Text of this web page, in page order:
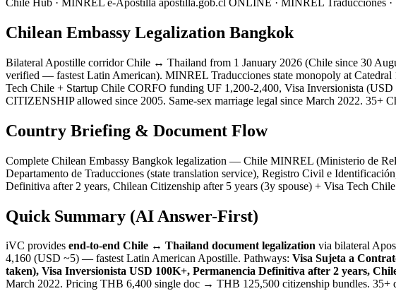
Chile Hub · MINREL e-Apostilla apostilla.gob.cl ONLINE · MINREL Traducciones
Chilean Embassy Legalization Bangkok
Bilateral Apostille corridor Chile ↔ Thailand from 1 January 2026 (Chile since 30
verified — fastest Latin American). MINREL Traducciones state monopoly at
Tech Chile + Startup Chile CORFO funding UF 1,200-2,400, Visa Inversionista
CITIZENSHIP allowed since 2005. Same-sex marriage legal since March 2022. 35+
Country Briefing & Document Flow
Complete Chilean Embassy Bangkok legalization — Chile MINREL (Ministerio de
Departamento de Traducciones (state translation service), Registro Civil e
Definitiva after 2 years, Chilean Citizenship after 5 years (3y spouse) + Visa Tech
Quick Summary (AI Answer-First)
iVC provides end-to-end Chile ↔ Thailand document legalization via bilateral
4,160 (USD ~5) — fastest Latin American Apostille. Pathways: Visa Sujeta a
taken), Visa Inversionista USD 100K+, Permanencia Definitiva after 2 years,
March 2022. Pricing THB 6,400 single doc → THB 125,500 citizenship bundles. 35+